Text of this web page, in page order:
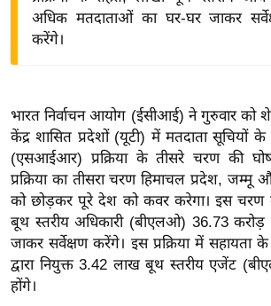
शे
ष
ज्ञ
रा
य
ब
ज
ट
अधिक मतदाताओं का घर-घर जाकर
करेंगे।
भारत निर्वाचन आयोग (ईसीआई) ने गुरुवार को
केंद्र शासित प्रदेशों (यूटी) में मतदाता सूचियों
(एसआईआर) प्रक्रिया के तीसरे चरण की
प्रक्रिया का तीसरा चरण हिमाचल प्रदेश, जम्मू
को छोड़कर पूरे देश को कवर करेगा। इस चरण
बूथ स्तरीय अधिकारी (बीएलओ) 36.73
जाकर सर्वेक्षण करेंगे। इस प्रक्रिया में सहायता
द्वारा नियुक्त 3.42 लाख बूथ स्तरीय एजेंट
होंगे।